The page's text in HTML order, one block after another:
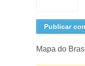
Mapa do